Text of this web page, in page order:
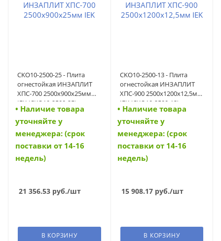
CKO10-2500-25 - Плита
огнестойкая ИНЗАПЛИТ
ХПС-700 2500х900х25мм
IEK (CKO10-2500-25)
• Наличие товара
уточняйте у
менеджера: (срок
поставки от 14-16
недель)
21 356.53 руб./шт
В КОРЗИНУ
CKO10-2500-13 - Плита
огнестойкая ИНЗАПЛИТ
ХПС-900 2500х1200х12,5мм
IEK (CKO10-2500-13)
• Наличие товара
уточняйте у
менеджера: (срок
поставки от 14-16
недель)
15 908.17руб./шт
В КОРЗИНУ